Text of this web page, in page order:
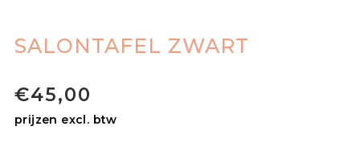
SALONTAFEL ZWART
€45,00
prijzen excl. btw